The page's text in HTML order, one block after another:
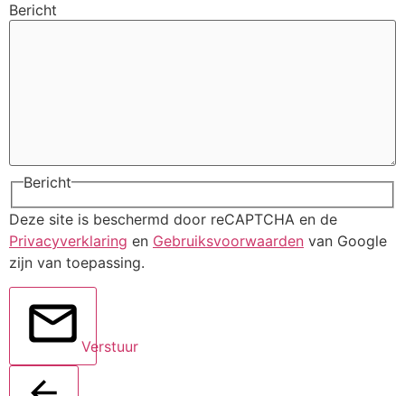
Bericht
Bericht
Deze site is beschermd door reCAPTCHA en de
Privacyverklaring en Gebruiksvoorwaarden van Google
zijn van toepassing.
Verstuur